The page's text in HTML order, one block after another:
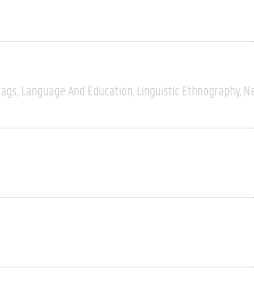
Language And Education Linguistic Ethnography